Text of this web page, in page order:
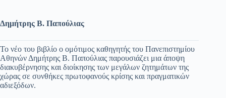
Δημήτρης Β. Παπούλιας
Το νέο του βιβλίο ο ομότιμος καθηγητής του Πανεπιστημίου
Αθηνών Δημήτρης Β. Παπούλιας παρουσιάζει μια άποψη
διακυβέρνησης και διοίκησης των μεγάλων ζητημάτων της
χώρας σε συνθήκες πρωτοφανούς κρίσης και πραγματικών
αδιεξόδων.